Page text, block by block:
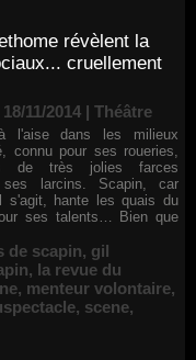
révèlent la
cruellement
11/2014 | Théâtre
l'aise dans les milieux
connu pour ses roueries,
de très jolies farces
ses larcins. Scapin, car
s'agit, hante les quais du
ses talents… Bien que
de scapin, gil
, la revue du
, menteur volontaire,
, scene,